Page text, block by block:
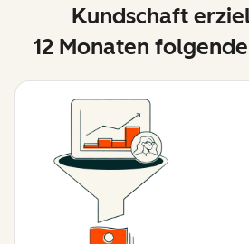
Kundschaft
12 Monaten